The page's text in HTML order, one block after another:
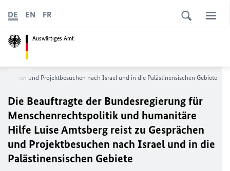
Auswärtiges Amt
DE EN FR
und Projektbesuchen nach Israel und in die Palästinensischen Gebiete
Die Beauftragte der Bundesregierung für
Menschenrechtspolitik und humanitäre
Hilfe Luise Amtsberg reist zu Gesprächen
und Projektbesuchen nach Israel und in die
Palästinensischen Gebiete